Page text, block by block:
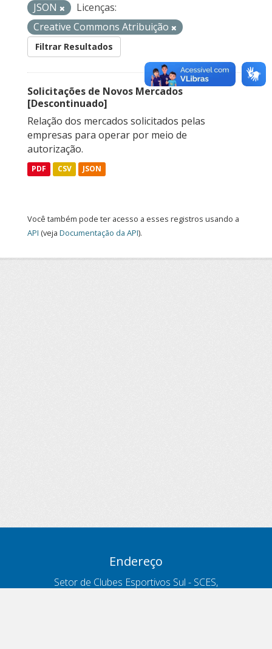
JSON
Licenças:
Creative Commons Atribuição
Filtrar Resultados
Solicitações de Novos Mercados
[Descontinuado]
Relação dos mercados solicitados pelas
empresas para operar por meio de
autorização.
PDF CSV JSON
Você também pode ter acesso a esses registros usando a
API (veja Documentação da API).
Endereço
Setor de Clubes Esportivos Sul - SCES,